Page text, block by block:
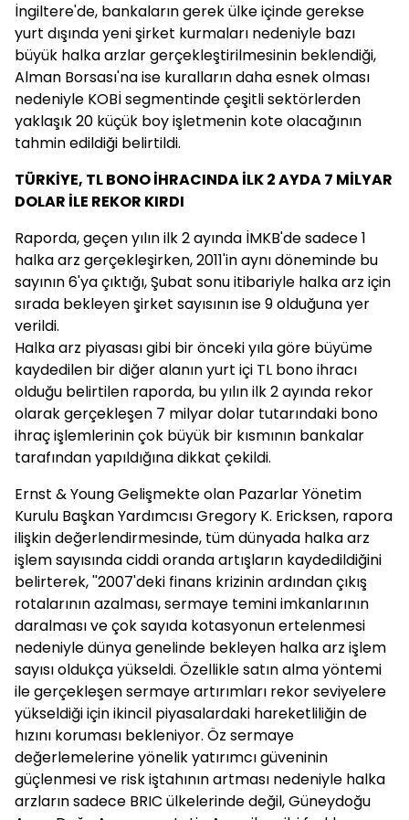
İngiltere'de, bankaların gerek ülke içinde gerekse
yurt dışında yeni şirket kurmaları nedeniyle bazı
büyük halka arzlar gerçekleştirilmesinin beklendiği,
Alman Borsası'na ise kuralların daha esnek olması
nedeniyle KOBİ segmentinde çeşitli sektörlerden
yaklaşık 20 küçük boy işletmenin kote olacağının
tahmin edildiği belirtildi.
TÜRKİYE, TL BONO İHRACINDA İLK 2 AYDA 7 MİLYAR
DOLAR İLE REKOR KIRDI
Raporda, geçen yılın ilk 2 ayında İMKB'de sadece 1
halka arz gerçekleşirken, 2011'in aynı döneminde bu
sayının 6'ya çıktığı, Şubat sonu itibariyle halka arz için
sırada bekleyen şirket sayısının ise 9 olduğuna yer
verildi.
Halka arz piyasası gibi bir önceki yıla göre büyüme
kaydedilen bir diğer alanın yurt içi TL bono ihracı
olduğu belirtilen raporda, bu yılın ilk 2 ayında rekor
olarak gerçekleşen 7 milyar dolar tutarındaki bono
ihraç işlemlerinin çok büyük bir kısmının bankalar
tarafından yapıldığına dikkat çekildi.
Ernst & Young Gelişmekte olan Pazarlar Yönetim
Kurulu Başkan Yardımcısı Gregory K. Ericksen, rapora
ilişkin değerlendirmesinde, tüm dünyada halka arz
işlem sayısında ciddi oranda artışların kaydedildiğini
belirterek, ''2007'deki finans krizinin ardından çıkış
rotalarının azalması, sermaye temini imkanlarının
daralması ve çok sayıda kotasyonun ertelenmesi
nedeniyle dünya genelinde bekleyen halka arz işlem
sayısı oldukça yükseldi. Özellikle satın alma yöntemi
ile gerçekleşen sermaye artırımları rekor seviyelere
yükseldiği için ikincil piyasalardaki hareketliliğin de
hızını koruması bekleniyor. Öz sermaye
değerlemelerine yönelik yatırımcı güveninin
güçlenmesi ve risk iştahının artması nedeniyle halka
arzların sadece BRIC ülkelerinde değil, Güneydoğu